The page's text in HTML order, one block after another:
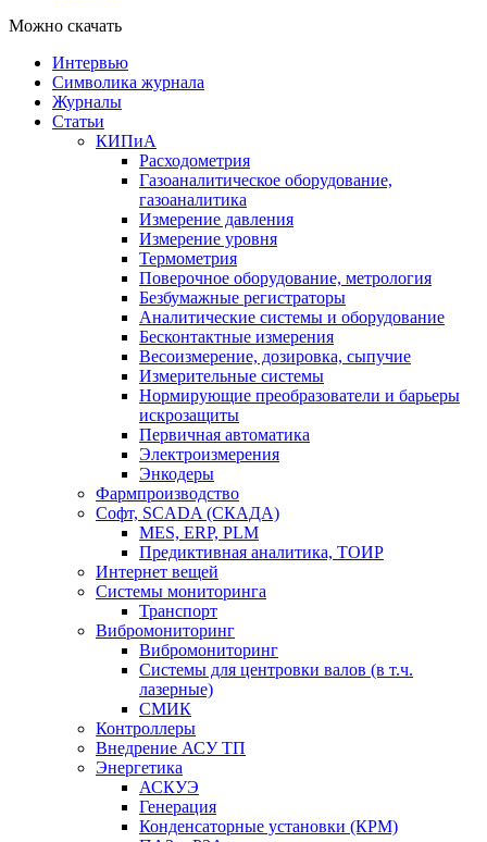
Можно скачать
Интервью
Символика журнала
Журналы
Статьи
КИПиА
Расходометрия
Газоаналитическое оборудование,
газоаналитика
Измерение давления
Измерение уровня
Термометрия
Поверочное оборудование, метрология
Безбумажные регистраторы
Аналитические системы и оборудование
Бесконтактные измерения
Весоизмерение, дозировка, сыпучие
Измерительные системы
Нормирующие преобразователи и барьеры
искрозащиты
Первичная автоматика
Электроизмерения
Энкодеры
Фармпроизводство
Софт, SCADA (СКАДА)
MES, ERP, PLM
Предиктивная аналитика, ТОИР
Интернет вещей
Системы мониторинга
Транспорт
Вибромониторинг
Вибромониторинг
Системы для центровки валов (в т.ч.
лазерные)
СМИК
Контроллеры
Внедрение АСУ ТП
Энергетика
АСКУЭ
Генерация
Конденсаторные установки (КРМ)